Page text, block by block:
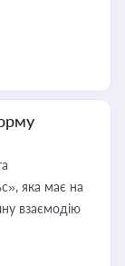
яка має на
взаємодію